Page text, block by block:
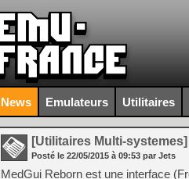
News Emulateurs Utilitaires
[Utilitaires Multi-systemes]
Posté le 22/05/2015 à 09:53 par Jets
MedGui Reborn est une interface